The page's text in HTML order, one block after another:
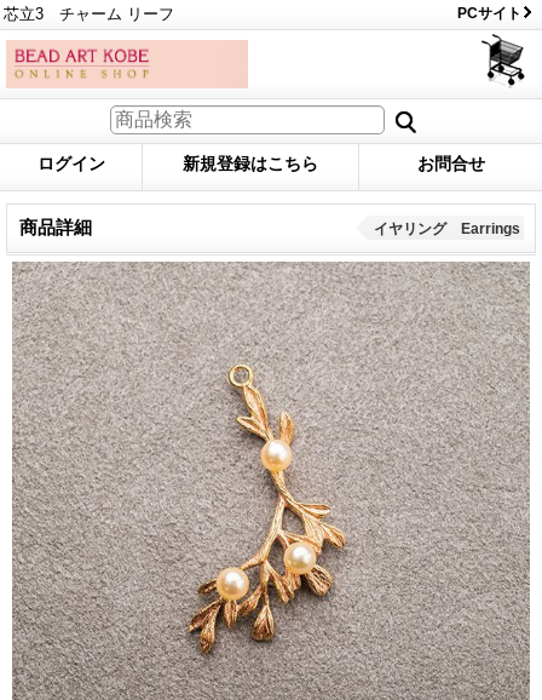
芯立3 チャーム リーフ PCサイト
ログイン 新規登録はこちら お問合せ
商品詳細 イヤリング Earrings